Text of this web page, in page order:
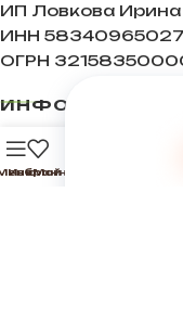
ИП Ловкова Ирина
ИНН
ОГРН
ИНФОРМАЦИЯ
ПОЛЕЗНОЕ
Избранное
Мой аккаунт